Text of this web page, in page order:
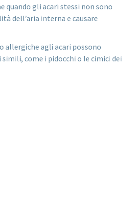
quando gli acari stessi non sono
dell’aria interna e causare
allergiche agli acari possono
come i pidocchi o le cimici dei